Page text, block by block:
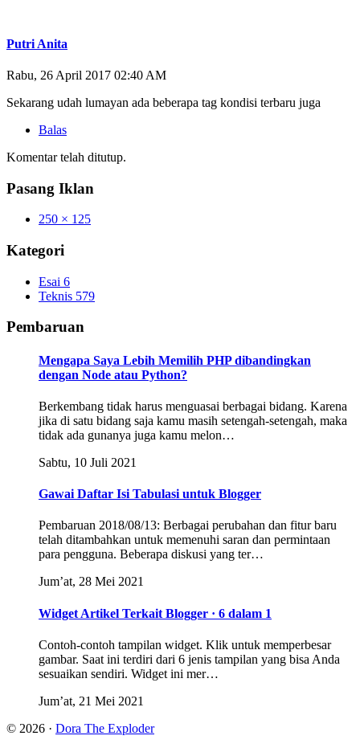
Putri Anita
Rabu, 26 April 2017 02:40 AM
Sekarang udah lumayan ada beberapa tag kondisi terbaru juga
Balas
Komentar telah ditutup.
Pasang Iklan
250 × 125
Kategori
Esai 6
Teknis 579
Pembaruan
Mengapa Saya Lebih Memilih PHP dibandingkan
dengan Node atau Python?
Berkembang tidak harus menguasai berbagai bidang. Karena
jika di satu bidang saja kamu masih setengah-setengah, maka
tidak ada gunanya juga kamu melon…
Sabtu, 10 Juli 2021
Gawai Daftar Isi Tabulasi untuk Blogger
Pembaruan 2018/08/13: Berbagai perubahan dan fitur baru
telah ditambahkan untuk memenuhi saran dan permintaan
para pengguna. Beberapa diskusi yang ter…
Jum’at, 28 Mei 2021
Widget Artikel Terkait Blogger · 6 dalam 1
Contoh-contoh tampilan widget. Klik untuk memperbesar
gambar. Saat ini terdiri dari 6 jenis tampilan yang bisa Anda
sesuaikan sendiri. Widget ini mer…
Jum’at, 21 Mei 2021
© 2026 · Dora The Exploder